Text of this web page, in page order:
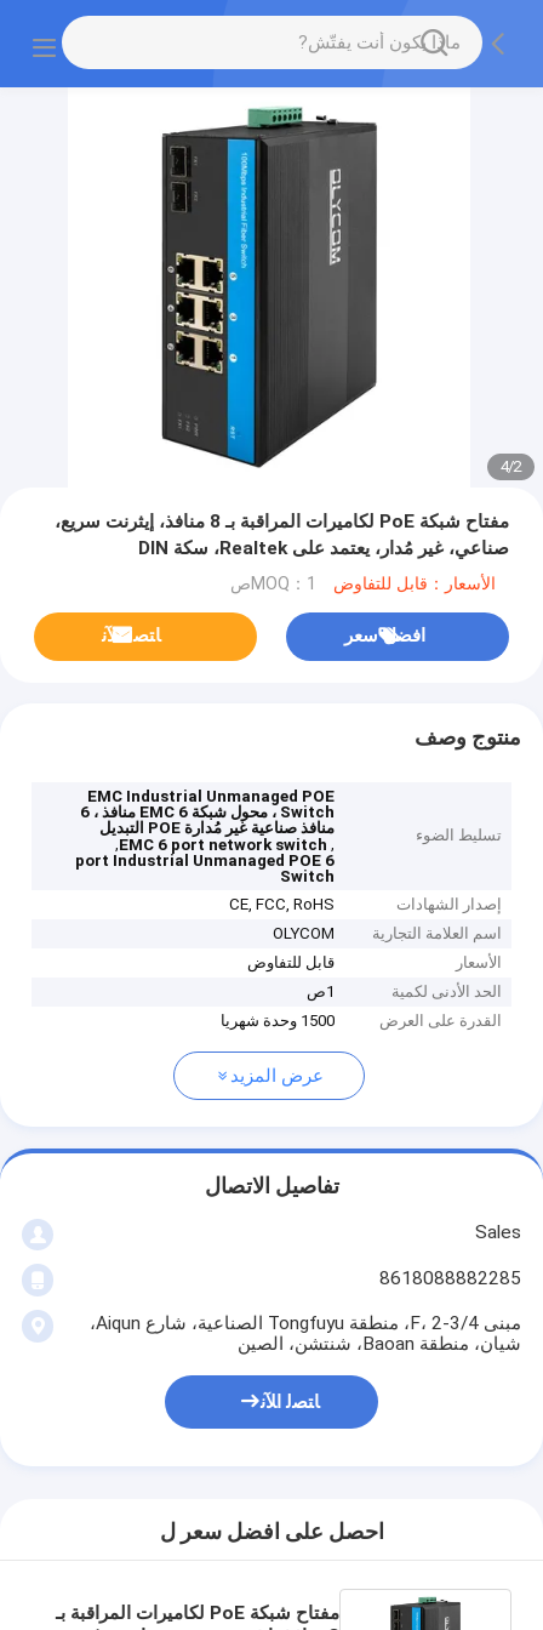
2
/
4
مفتاح شبكة PoE لكاميرات المراقبة بـ 8 منافذ، إيثرنت سريع،
صناعي، غير مُدار، يعتمد على Realtek، سكة DIN
الأسعار：قابل للتفاوض MOQ：1ص
افضل سعر ﺎﺘﺼﻟ ﺍﻶﻧ
منتوج وصف
تسليط الضوء
EMC Industrial Unmanaged POE
Switch ، محول شبكة EMC 6 منافذ ، 6
منافذ صناعية غير مُدارة POE التبديل
,
EMC 6 port network switch
,
6 port Industrial Unmanaged POE
Switch
إصدار الشهادات
CE, FCC, RoHS
اسم العلامة التجارية
OLYCOM
الأسعار
قابل للتفاوض
الحد الأدنى لكمية
1ص
القدرة على العرض
1500 وحدة شهريا
عرض المزيد
تفاصيل الاتصال
Sales
8618088882285
مبنى 4/F، 2-3، منطقة Tongfuyu الصناعية، شارع Aiqun،
شيان، منطقة Baoan، شنتشن، الصين
ﺎﺘﺼﻟ ﺍﻶﻧ
احصل على افضل سعر ل
مفتاح شبكة PoE لكاميرات المراقبة بـ